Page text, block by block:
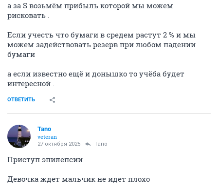
а за S возьмём прибыль которой мы можем
рисковать .
Если учесть что бумаги в средем растут 2 % и мы
можем задействовать резерв при любом падении
бумаги
а если известно ещё и донышко то учёба будет
интересной .
ОТВЕТИТЬ
Tano
veteran
27 октября 2025 Tano
Приступ эпилепсии
Девочка ждет мальчик не идет плохо